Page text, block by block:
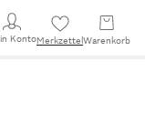
KontoMerkzettel Warenkorb